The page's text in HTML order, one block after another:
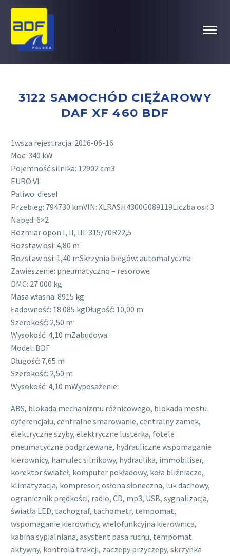
.
3122 SAMOCHÓD CIĘŻAROWY
DAF XF 460 BDF
1wsza rejestracja: 2016-06-16
Moc: 340 kW
Pojemność silnika: 12902 cm3
EURO VI
Paliwo: diesel
Przebieg: 794730 kmVIN: XLRASH4300G089119Liczba osi: 3
Napęd: 6×2
Rozmiar opon I, II, III: 315/70R22,5
Rozstaw osi: 4,80 m
Rozstaw osi: 1,40 mSkrzynia biegów: automatyczna
Zawieszenie: pneumatyczno – resorowe
DMC: 27 000 kg
Masa własna: 8915 kg
Ładowność: 18 085 kgDługość: 10,00 m
Szerokość: 2,50 m
Wysokość: 4,10 mZabudowa:
Model: BDF
Długość: 7,65 m
Szerokość: 2,50 m
Wysokość: 4,10 mWyposażenie:
ABS, blokada mechanizmu różnicowego, blokada mostu
dyferencjału, centralne smarowanie, centralny zamek,
elektryczne szyby, elektryczne lusterka, fotele
pneumatyczne podgrzewane, hydrauliczne wspomaganie
kierownicy, hamulec silnikowy, hydraulika, immobiliser,
korektor świateł, komputer pokładowy, koła bliźniacze,
klimatyzacja, kompresor, osłona słoneczna, luk dachowy,
ogranicznik prędkości, radio, CD, mp3, USB, sygnalizacja,
światła LED, tachograf, tachometr, tempomat,
wspomaganie kierownicy, wielofunkcyjna kierownica,
kabina sypialniana, asystent pasa ruchu, tempomat
aktywny, kontrola trakcji, zaczepy przyczepy, skrzynka